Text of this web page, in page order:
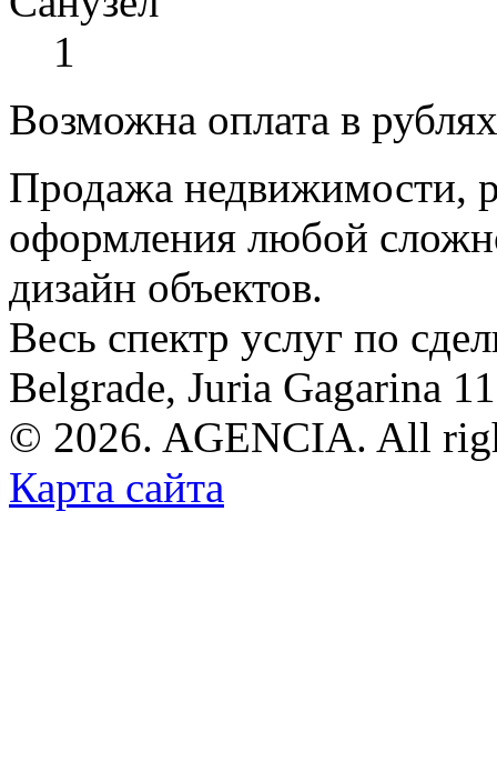
1
Возможна оплата в
Продажа недвижимости,
оформления любой
дизайн объектов.
Весь спектр услуг по
Belgrade, Juria Gagarina
© 2026. AGENCIA. All
Карта сайта